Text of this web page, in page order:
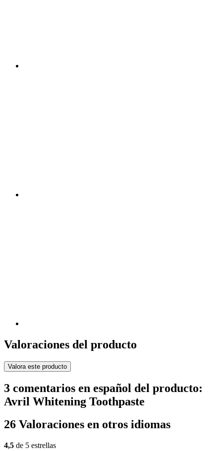
Valoraciones del producto
Valora este producto
3 comentarios en español del producto:
Avril Whitening Toothpaste
26 Valoraciones en otros idiomas
4,5 de 5 estrellas